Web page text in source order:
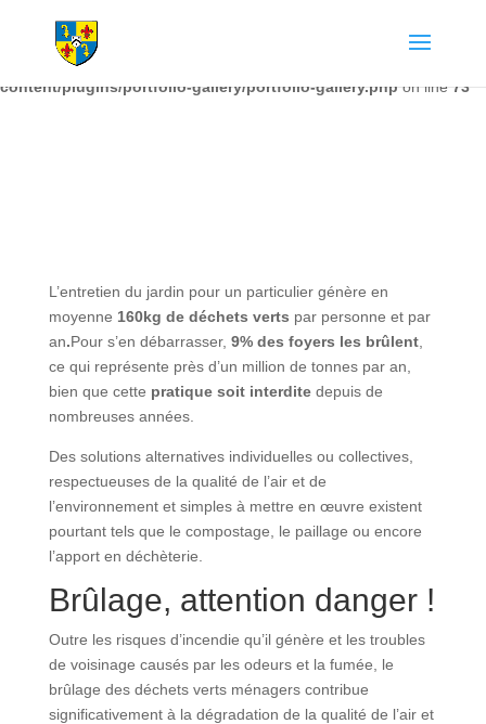
: The magic method Portfolio_Gallery::__wakeup() must have
public visibility in
content/plugins/portfolio-gallery/portfolio-gallery.phpon line73
L’entretien du jardin pour un particulier génère en
moyenne 160kg de déchets verts par personne et par
an.Pour s’en débarrasser, 9% des foyers les brûlent,
ce qui représente près d’un million de tonnes par an,
bien que cette pratique soit interditedepuis de
nombreuses années.
Des solutions alternatives individuelles ou collectives,
respectueuses de la qualité de l’air et de
l’environnement et simples à mettre en œuvre existent
pourtant tels que le compostage, le paillage ou encore
l’apport en déchèterie.
Brûlage, attention danger !
Outre les risques d’incendie qu’il génère et les troubles
de voisinage causés par les odeurs et la fumée, le
brûlage des déchets verts ménagers contribue
significativement à la dégradation de la qualité de l’air et